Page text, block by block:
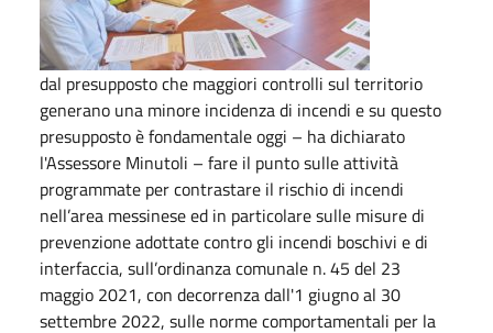
dal presupposto che maggiori controlli sul territorio
generano una minore incidenza di incendi e su questo
presupposto è fondamentale oggi – ha dichiarato
l'Assessore Minutoli – fare il punto sulle attività
programmate per contrastare il rischio di incendi
nell’area messinese ed in particolare sulle misure di
prevenzione adottate contro gli incendi boschivi e di
interfaccia, sull’ordinanza comunale n. 45 del 23
maggio 2021, con decorrenza dall'1 giugno al 30
settembre 2022, sulle norme comportamentali per la